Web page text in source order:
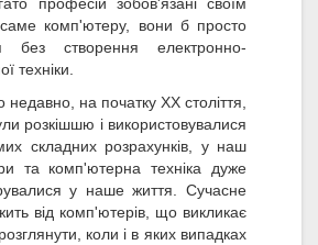
комп'ютеру, вони б просто
без створення електронно-
техніки.
недавно, на початку XX століття,
розкішшю і використовувалися
складних розрахунків, у наш
та комп'ютерна техніка дуже
у наше життя. Сучасне
від комп'ютерів, що викликає
коли і в яких випадках